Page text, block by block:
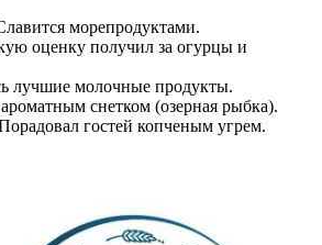
морепродуктами.
оценку получил за огурцы и
лучшие молочные продукты.
снетком (озерная рыбка).
гостей копченым угрем.